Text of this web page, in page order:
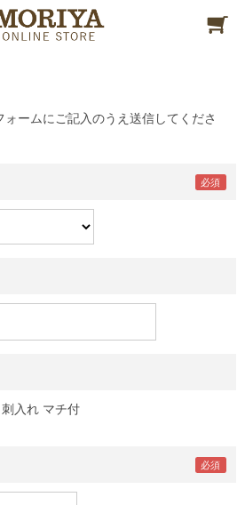
ームにご記入のうえ送信してくださ
入れ マチ付